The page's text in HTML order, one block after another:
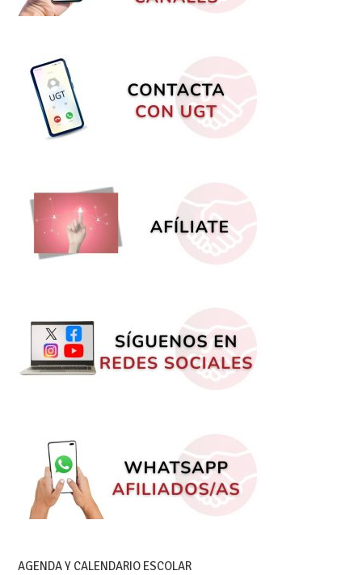
AGENDA Y CALENDARIO ESCOLAR